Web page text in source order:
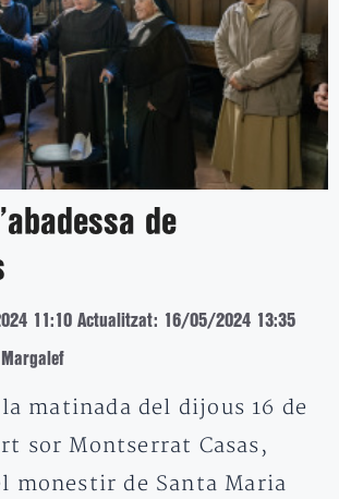
de
11:10 Actualitzat: 16/05/2024 13:35
matinada del dijous 16 de
sor Montserrat Casas,
monestir de Santa Maria